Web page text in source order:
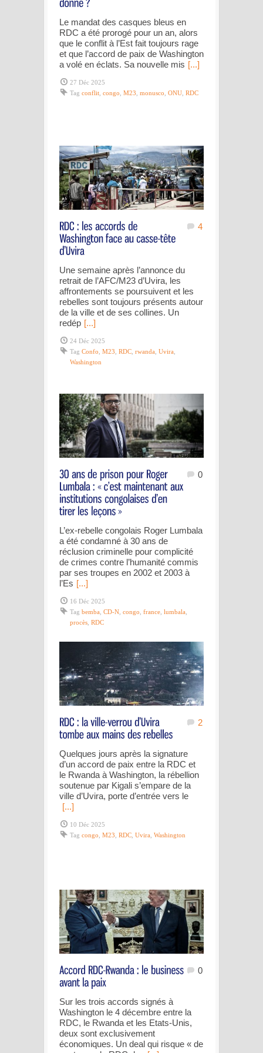
Le mandat des casques bleus en
RDC a été prorogé pour un an, alors
que le conflit à l’Est fait toujours rage
et que l’accord de paix de Washington
a volé en éclats. Sa nouvelle mis [...]
27 Déc 2025
Tag conflit congo M23 monusco ONU RDC
4
Une semaine après l’annonce du
retrait de l’AFC/M23 d’Uvira, les
affrontements se poursuivent et les
rebelles sont toujours présents autour
de la ville et de ses collines. Un
redép [...]
24 Déc 2025
Tag Confo M23 RDC rwanda Uvira
Washington
0
L’ex-rebelle congolais Roger Lumbala
a été condamné à 30 ans de
réclusion criminelle pour complicité
de crimes contre l’humanité commis
par ses troupes en 2002 et 2003 à
l’Es [...]
16 Déc 2025
Tag bemba CD-N congo france lumbala
procès RDC
2
Quelques jours après la signature
d’un accord de paix entre la RDC et
le Rwanda à Washington, la rébellion
soutenue par Kigali s’empare de la
ville d’Uvira, porte d’entrée vers le
[...]
10 Déc 2025
Tag congo M23 RDC Uvira Washington
0
Sur les trois accords signés à
Washington le 4 décembre entre la
RDC, le Rwanda et les Etats-Unis,
deux sont exclusivement
économiques. Un deal qui risque « de